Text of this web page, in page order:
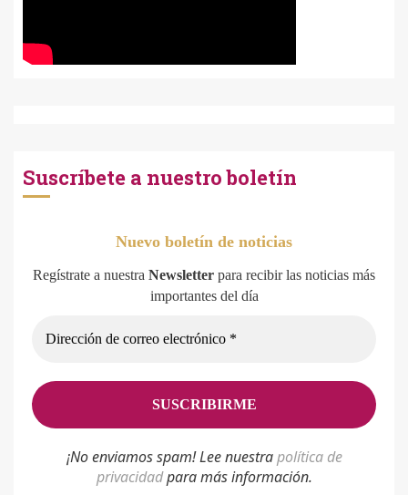
Suscríbete a nuestro boletín
Nuevo boletín de noticias
Regístrate a nuestra Newsletter para recibir las noticias más
importantes del día
¡No enviamos spam! Lee nuestrapolítica de
privacidadpara más información.